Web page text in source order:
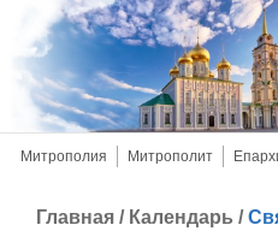
Митрополия Митрополит
Главная / Календарь /